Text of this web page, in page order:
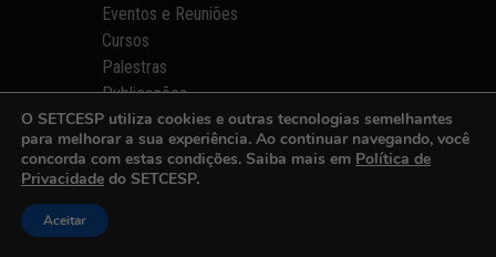
Eventos e Reuniões
Cursos
Palestras
Publicações
Cadastro de Transportadoras
Fale Conosco
p Informações
Quem Somos
O SETCESP utiliza cookies e outras tecnologias semelhantes
para melhorar a sua experiência. Ao continuar navegando, você
concorda com estas condições. Saiba mais em Política de
Privacidade do SETCESP.
Aceitar